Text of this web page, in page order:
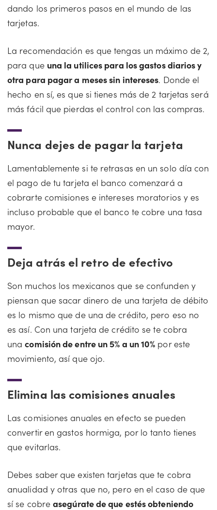
dando los primeros pasos en el mundo de las
tarjetas.
La recomendación es que tengas un máximo de 2,
para que una la utilices para los gastos diarios y
otra para pagar a meses sin intereses. Donde el
hecho en sí, es que si tienes más de 2 tarjetas será
más fácil que pierdas el control con las compras.
Nunca dejes de pagar la tarjeta
Lamentablemente si te retrasas en un solo día con
el pago de tu tarjeta el banco comenzará a
cobrarte comisiones e intereses moratorios y es
incluso probable que el banco te cobre una tasa
mayor.
Deja atrás el retro de efectivo
Son muchos los mexicanos que se confunden y
piensan que sacar dinero de una tarjeta de débito
es lo mismo que de una de crédito, pero eso no
es así. Con una tarjeta de crédito se te cobra
unacomisión de entre un 5% a un 10% por este
movimiento, así que ojo.
Elimina las comisiones anuales
Las comisiones anuales en efecto se pueden
convertir en gastos hormiga, por lo tanto tienes
que evitarlas.
Debes saber que existen tarjetas que te cobra
anualidad y otras que no, pero en el caso de que
sí se cobreasegúrate de que estés obteniendo